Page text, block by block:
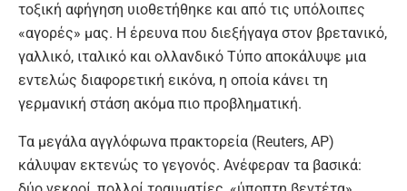
τοξική αφήγηση υιοθετήθηκε και από τις υπόλοιπες
«αγορές» μας. Η έρευνα που διεξήγαγα στον βρετανικό,
γαλλικό, ιταλικό και ολλανδικό Τύπο αποκάλυψε μια
εντελώς διαφορετική εικόνα, η οποία κάνει τη
γερμανική στάση ακόμα πιο προβληματική.
Τα μεγάλα αγγλόφωνα πρακτορεία (Reuters, AP)
κάλυψαν εκτενώς το γεγονός. Ανέφεραν τα βασικά: